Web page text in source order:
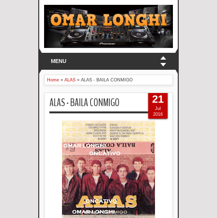
MENU
Home » ALAS » ALAS - BAILA CONMIGO
ALAS - BAILA CONMIGO 21
Jul
2016